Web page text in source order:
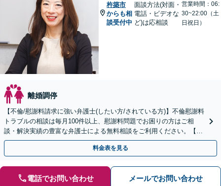
杵築市
からも相
談受付中
面談方法(対面・
電話・ビデオな
ど)は応相談
営業時間：06:
30~22:00（土
日祝日）
離婚調停
【不倫/慰謝料請求に強い弁護士(したい方/されている方)】不倫慰謝料
トラブルの相談は毎月100件以上、慰謝料問題でお困りの方はご相
談・解決実績の豊富な弁護士による無料相談をご利用ください。【初
回相談０円(電話)】【全国対応】
料金表を見る
電話でお問い合わせ メールでお問い合わせ